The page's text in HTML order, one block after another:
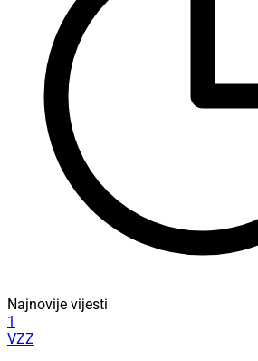
Najnovije vijesti
1
VZZ